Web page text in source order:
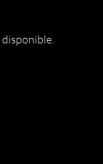
disponible.